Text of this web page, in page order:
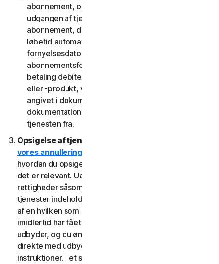
abonnement, opsiges din tjeneste automatisk ved
udgangen af tjenestens løbetid. Hvis du har et
abonnement, der fornys automatisk, vil tjenestens
løbetid automatisk blive fornyet på
fornyelsesdatoen, medmindre du annullerer
abonnementsfornyelsen inden den dag, hvor din
betaling debiteres. Hvis du har en engangstjeneste
eller -produkt, vil tjenestens løbetid vare som
angivet i dokumentationen eller den gældende
dokumentation fra den udbyder, som du har fået
tjenesten fra.
Opsigelse af tjenester.
vores annullerings- og refusionspolitik
hvordan du opsiger tjenesten og får en refusion, hvis
det er relevant. Uafhængigt af lovbestemte
rettigheder såsom afmeldingsrettigheder kan visse
tjenester indeholde en tilbagebetalingsgaranti, hvis du
af en hvilken som helst grund ikke er tilfreds. Hvis du
imidlertid har fået ret til at bruge tjenesten gennem en
udbyder, og du ønsker at annullere, skal du gøre det
direkte med udbyderen ved at følge denne udbyders
instruktioner. I et sådant tilfælde har du muligvis ikke